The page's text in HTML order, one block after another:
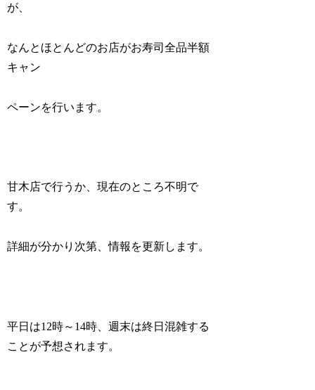
が、
なんとほとんどのお店がお寿司全品半額
キャン
ペーンを行います。
甘木店で行うか、現在のところ不明で
す。
詳細が分かり次第、情報を更新します。
平日は12時～14時、週末は終日混雑する
ことが予想されます。